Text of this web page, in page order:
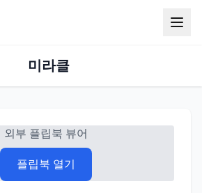
미라클
외부 플립북 뷰어
플립북 열기